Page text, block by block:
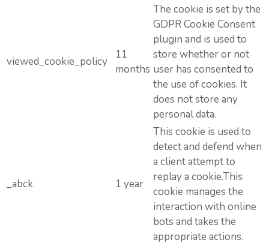
viewed_cookie_policy
11
months
The cookie is set by the
GDPR Cookie Consent
plugin and is used to
store whether or not
user has consented to
the use of cookies. It
does not store any
personal data.
_abck 1 year
This cookie is used to
detect and defend when
a client attempt to
replay a cookie.This
cookie manages the
interaction with online
bots and takes the
appropriate actions.